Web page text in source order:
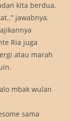
kita berdua.
jawabnya.
Ria juga
atau marah
mbak wulan
sama